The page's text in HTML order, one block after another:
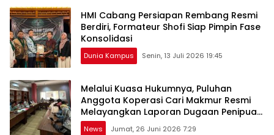
HMI Cabang Persiapan Rembang Resmi
Berdiri, Formateur Shofi Siap Pimpin Fase
Konsolidasi
Dunia Kampus Senin, 13 Juli 2026 19:45
Melalui Kuasa Hukumnya, Puluhan
Anggota Koperasi Cari Makmur Resmi
Melayangkan Laporan Dugaan Penipuan,
Penggelapan, & TPPU
News Jumat, 26 Juni 2026 7:29